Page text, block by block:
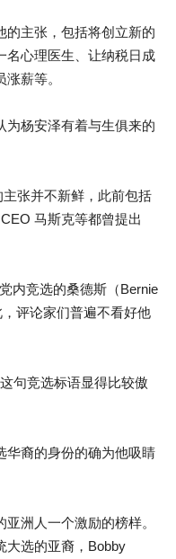
的主张，包括将创立新的
名心理医生、让纳税日成
薪等。
为杨安泽有着与生俱来的
主张并不新鲜，此前包括
马斯克等都曾提出
内竞选的桑德斯（Bernie
评论家们普遍不看好他
句竞选标语显得比较傲
华裔的身份的确为他吸睛
洲人一个激励的榜样。
大选的亚裔，Bobby